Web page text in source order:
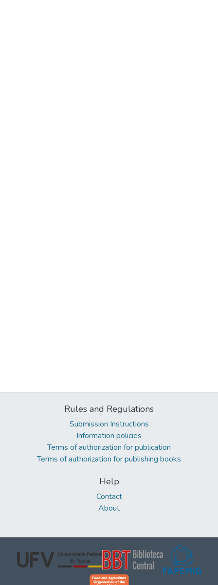
Rules and Regulations
Submission Instructions
Information policies
Terms of authorization for publication
Terms of authorization for publishing books
Help
Contact
About